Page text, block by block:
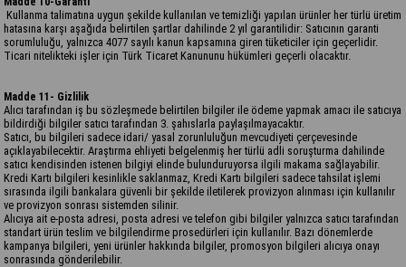
Kullanma talimatına uygun şekilde kullanılan ve temizliği yapılan ürünler her türlü üretim
hatasına karşı aşağıda belirtilen şartlar dahilinde 2 yıl garantilidir: Satıcının garanti
sorumluluğu, yalnızca 4077 sayılı kanun kapsamına giren tüketiciler için geçerlidir.
Ticari nitelikteki işler için Türk Ticaret Kanununu hükümleri geçerli olacaktır.
Madde 11- Gizlilik
Alıcı tarafından iş bu sözleşmede belirtilen bilgiler ile ödeme yapmak amacı ile satıcıya
bildirdiği bilgiler satıcı tarafından 3. şahıslarla paylaşılmayacaktır.
Satıcı, bu bilgileri sadece idari/ yasal zorunluluğun mevcudiyeti çerçevesinde
açıklayabilecektir. Araştırma ehliyeti belgelenmiş her türlü adli soruşturma dahilinde
satıcı kendisinden istenen bilgiyi elinde bulunduruyorsa ilgili makama sağlayabilir.
Kredi Kartı bilgileri kesinlikle saklanmaz, Kredi Kartı bilgileri sadece tahsilat işlemi
sırasında ilgili bankalara güvenli bir şekilde iletilerek provizyon alınması için kullanılır
ve provizyon sonrası sistemden silinir.
Alıcıya ait e-posta adresi, posta adresi ve telefon gibi bilgiler yalnızca satıcı tarafından
standart ürün teslim ve bilgilendirme prosedürleri için kullanılır. Bazı dönemlerde
kampanya bilgileri, yeni ürünler hakkında bilgiler, promosyon bilgileri alıcıya onayı
sonrasında gönderilebilir.